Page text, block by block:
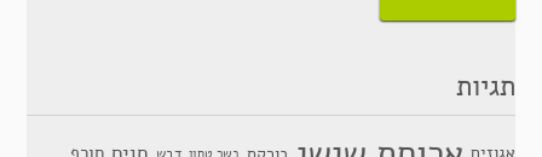
תגיות
בשר טחון דבש